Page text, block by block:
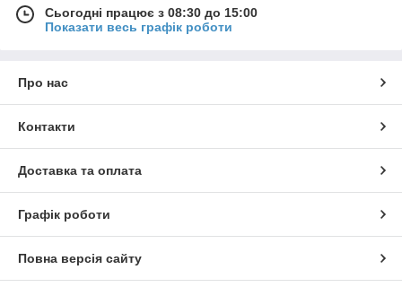
Сьогодні працює з 08:30 до 15:00
Показати весь графік роботи
Про нас
Контакти
Доставка та оплата
Графік роботи
Повна версія сайту